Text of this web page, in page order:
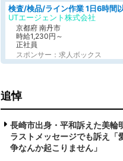
UTエージェント株式会社
京都府 南丹市
時給1,230円～
正社員
スポンサー：求人ボックス
追悼
長崎市出身・平和訴えた美
ラストメッセージでも訴え
争なんか起こりません」